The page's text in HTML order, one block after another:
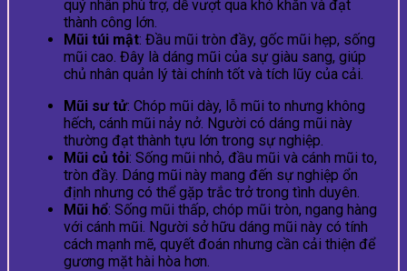
quý nhân phù trợ, dễ vượt qua khó khăn và đạt
thành công lớn.
Mũi túi mật: Đầu mũi tròn đầy, gốc mũi hẹp, sống
mũi cao. Đây là dáng mũi của sự giàu sang, giúp
chủ nhân quản lý tài chính tốt và tích lũy của cải.
Mũi sư tử: Chóp mũi dày, lỗ mũi to nhưng không
hếch, cánh mũi nảy nở. Người có dáng mũi này
thường đạt thành tựu lớn trong sự nghiệp.
Mũi củ tỏi: Sống mũi nhỏ, đầu mũi và cánh mũi to,
tròn đầy. Dáng mũi này mang đến sự nghiệp ổn
định nhưng có thể gặp trắc trở trong tình duyên.
Mũi hổ: Sống mũi thấp, chóp mũi tròn, ngang hàng
với cánh mũi. Người sở hữu dáng mũi này có tính
cách mạnh mẽ, quyết đoán nhưng cần cải thiện để
gương mặt hài hòa hơn.